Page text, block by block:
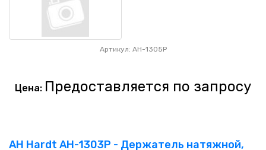
Артикул: AH-1305P
Цена: Предоставляется по запросу
AH Hardt AH-1303P - Держатель натяжной,